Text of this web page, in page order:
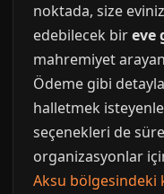
noktada, size
edebilecek bireve
mahremiyet
Ödeme gibi
halletmek
seçenekleri de
organizasyonlar
Aksu